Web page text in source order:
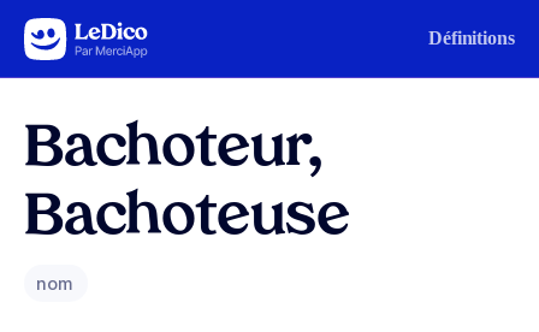
Aller au contenu Définitions
Bachoteur,
Bachoteuse
nom